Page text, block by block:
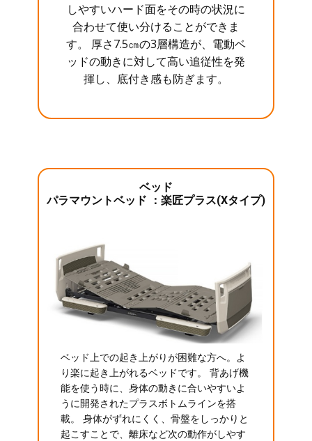
しやすいハード面をその時の状況に
合わせて使い分けることができま
す。 厚さ7.5㎝の3層構造が、電動ベ
ッドの動きに対して高い追従性を発
揮し、底付き感も防ぎます。
ベッド
パラマウントベッド ：楽匠プラス(Xタイプ)
ベッド上での起き上がりが困難な方へ。よ
り楽に起き上がれるベッドです。 背あげ機
能を使う時に、身体の動きに合いやすいよ
うに開発されたプラスボトムラインを搭
載。 身体がずれにくく、骨盤をしっかりと
起こすことで、離床など次の動作がしやす